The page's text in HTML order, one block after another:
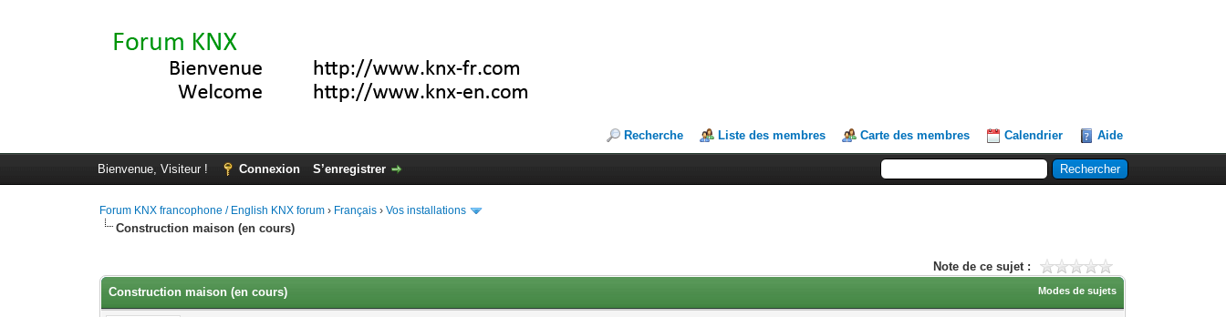
Recherche Liste des membres Carte des membres Calendrier Aide
Bienvenue, Visiteur ! Connexion S’enregistrer
Forum KNX francophone / English KNX forum › Français ›Vos installations
Construction maison (en cours)
Note de ce sujet :
Modes de sujets
Construction maison (en cours)